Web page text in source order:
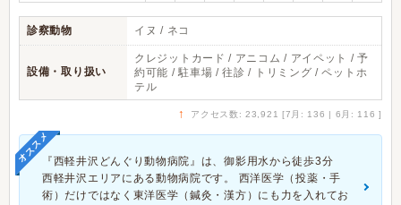
診察動物 イヌ / ネコ
設備・取り扱い
クレジットカード / アニコム / アイペット / 予
約可能 / 駐車場 / 往診 / トリミング / ペットホ
テル
↑ アクセス数: 23,921 [7月: 136 | 6月: 116 ]
オススメ『西軽井沢どんぐり動物病院』は、御影用水から徒歩3分
西軽井沢エリアにある動物病院です。 西洋医学（投薬・手
術）だけではなく東洋医学（鍼灸・漢方）にも力を入れてお